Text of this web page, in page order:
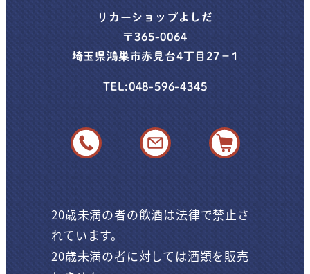
リカーショップよしだ
〒365-0064
埼玉県鴻巣市赤見台4丁目27−1
TEL:048-596-4345
548
-
1716
20歳未満の者の飲酒は法律で禁止さ
れています。
20歳未満の者に対しては酒類を販売